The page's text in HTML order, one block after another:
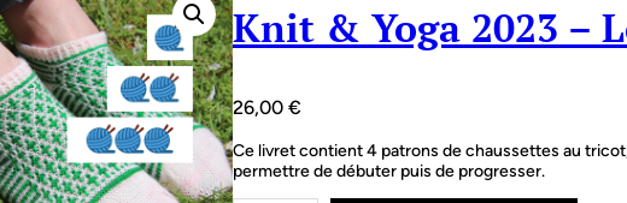
Knit & Yoga 2023 –
26,00 €
Ce livret contient 4 patrons de chaussettes au
permettre de débuter puis de progresser.